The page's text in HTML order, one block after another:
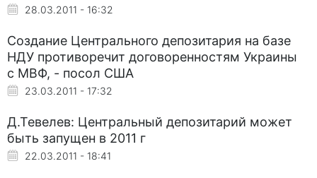
28.03.2011 - 16:32
Создание Центрального депозитария на базе
НДУ противоречит договоренностям Украины
с МВФ, - посол США
23.03.2011 - 17:32
Д.Тевелев: Центральный депозитарий может
быть запущен в 2011 г
22.03.2011 - 18:41